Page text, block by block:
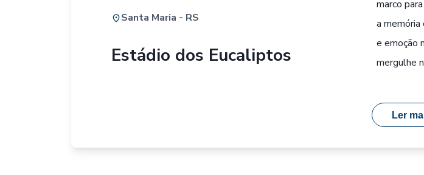
Santa Maria - RS
Estádio dos Eucaliptos
marco
a
e emoção
mergulhe
Ler